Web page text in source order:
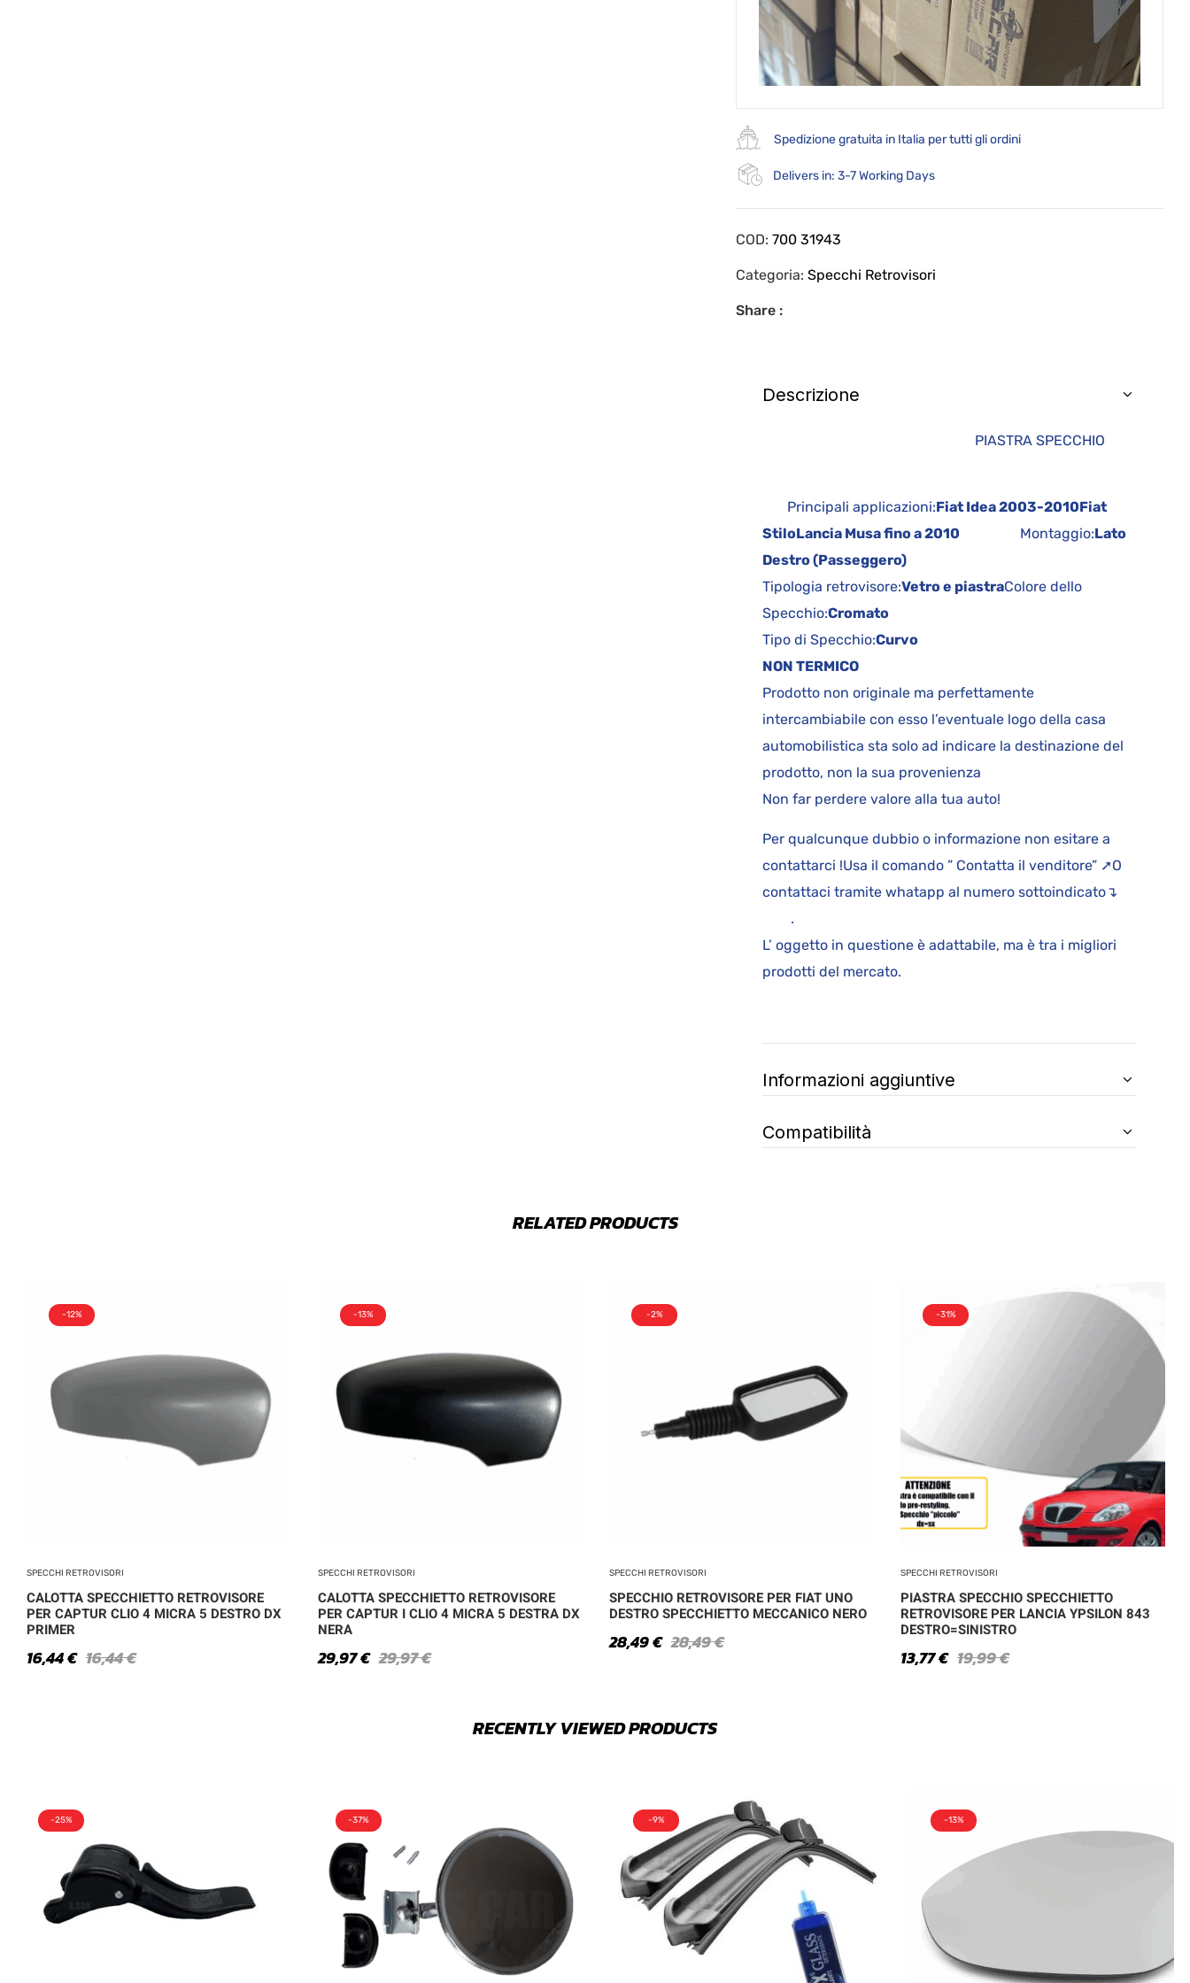
Spedizione gratuita in Italia per tutti gli ordini
Delivers in: 3-7 Working Days
COD:700 31943
Categoria:Specchi Retrovisori
Share :
Descrizione
PIASTRA SPECCHIO
Principali applicazioni:Fiat Idea 2003-2010Fiat
StiloLancia Musa fino a 2010 Montaggio:Lato
Destro (Passeggero)
Tipologia retrovisore:Vetro e piastraColore dello
Specchio:Cromato
Tipo di Specchio:Curvo
NON TERMICO
Prodotto non originale ma perfettamente
intercambiabile con esso l’eventuale logo della casa
automobilistica sta solo ad indicare la destinazione del
prodotto, non la sua provenienza
Non far perdere valore alla tua auto!
Per qualcunque dubbio o informazione non esitare a
contattarci !Usa il comando ” Contatta il venditore” ➚O
contattaci tramite whatapp al numero sottoindicato↴
.
L’ oggetto in questione è adattabile, ma è tra i migliori
prodotti del mercato.
Informazioni aggiuntive
Compatibilità
RELATED PRODUCTS
-12%
SPECCHI RETROVISORI
CALOTTA SPECCHIETTO RETROVISORE
PER CAPTUR CLIO 4 MICRA 5 DESTRO DX
PRIMER
16,44€
16,44€
-13%
SPECCHI RETROVISORI
CALOTTA SPECCHIETTO RETROVISORE
PER CAPTUR I CLIO 4 MICRA 5 DESTRA DX
NERA
29,97€
29,97€
-2%
SPECCHI RETROVISORI
SPECCHIO RETROVISORE PER FIAT UNO
DESTRO SPECCHIETTO MECCANICO NERO
28,49€
28,49€
-31%
SPECCHI RETROVISORI
PIASTRA SPECCHIO SPECCHIETTO
RETROVISORE PER LANCIA YPSILON 843
DESTRO=SINISTRO
19,99€
13,77€
RECENTLY VIEWED PRODUCTS
-25% -37% -9% -13%